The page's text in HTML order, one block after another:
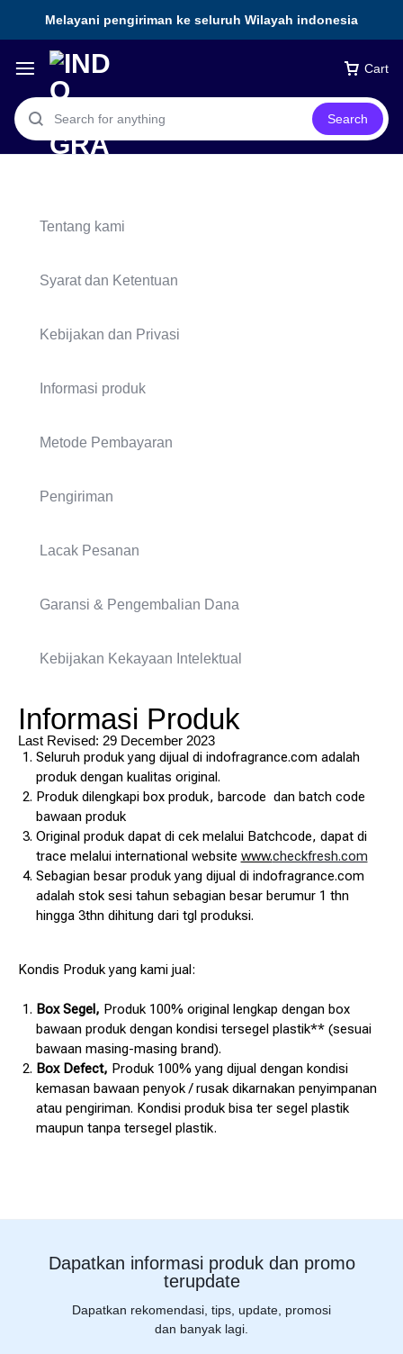
Melayani pengiriman ke seluruh Wilayah indonesia
Cart
Search
Tentang kami
Syarat dan Ketentuan
Kebijakan dan Privasi
Informasi produk
Metode Pembayaran
Pengiriman
Lacak Pesanan
Garansi & Pengembalian Dana
Kebijakan Kekayaan Intelektual
Informasi Produk
Last Revised: 29 December 2023
Seluruh produk yang dijual di indofragrance.com adalah
produk dengan kualitas original.
Produk dilengkapi box produk, barcode dan batch code
bawaan produk
Original produk dapat di cek melalui Batchcode, dapat di
trace melalui international website www.checkfresh.com
Sebagian besar produk yang dijual di indofragrance.com
adalah stok sesi tahun sebagian besar berumur 1 thn
hingga 3thn dihitung dari tgl produksi.
Kondis Produk yang kami jual:
Box Segel, Produk 100% original lengkap dengan box
bawaan produk dengan kondisi tersegel plastik** (sesuai
bawaan masing-masing brand).
Box Defect, Produk 100% yang dijual dengan kondisi
kemasan bawaan penyok / rusak dikarnakan penyimpanan
atau pengiriman. Kondisi produk bisa ter segel plastik
maupun tanpa tersegel plastik.
Dapatkan informasi produk dan promo
terupdate
Dapatkan rekomendasi, tips, update, promosi
dan banyak lagi.